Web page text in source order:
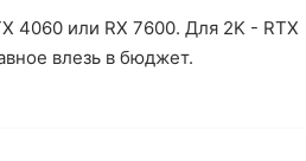
4060 или RX 7600. Для 2K - RTX
влезь в бюджет.